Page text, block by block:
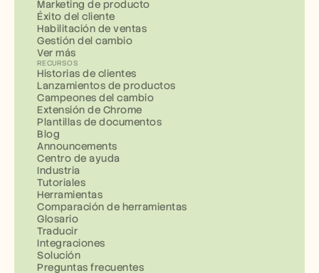
Marketing de producto
Éxito del cliente
Habilitación de ventas
Gestión del cambio
Ver más
RECURSOS
Historias de clientes
Lanzamientos de productos
Campeones del cambio
Extensión de Chrome
Plantillas de documentos
Blog
Announcements
Centro de ayuda
Industria
Tutoriales
Herramientas
Comparación de herramientas
Glosario
Traducir
Integraciones
Solución
Preguntas frecuentes